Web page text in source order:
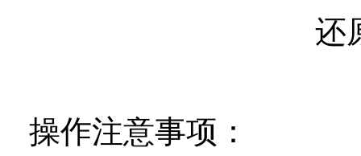
操作注意事项：